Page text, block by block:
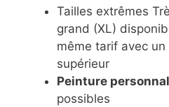
Tailles extrêmes
grand (XL)
même tarif avec
supérieur
Peinture
possibles